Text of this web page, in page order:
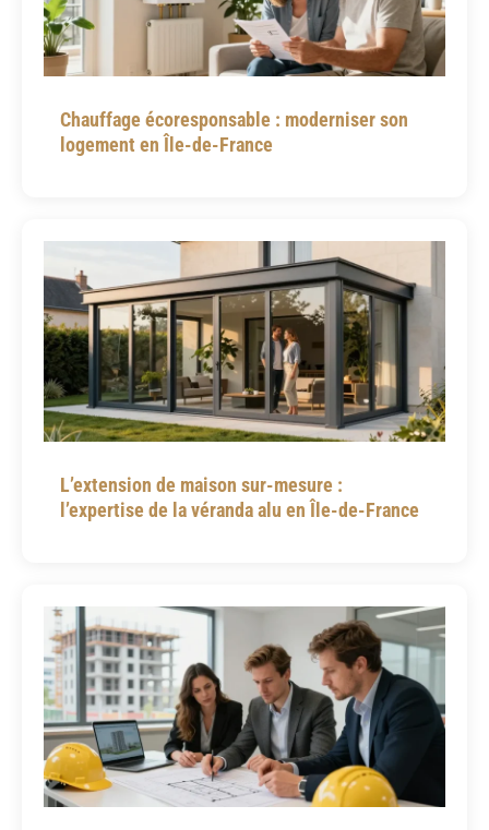
Chauffage écoresponsable : moderniser son
logement en Île-de-France
L’extension de maison sur-mesure :
l’expertise de la véranda alu en Île-de-France